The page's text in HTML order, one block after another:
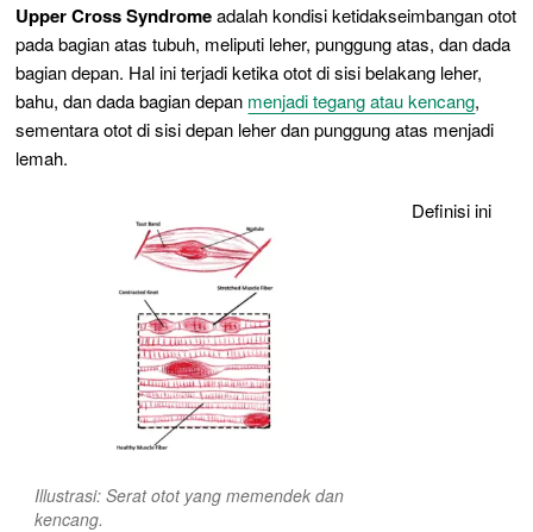
Upper Cross Syndromeadalah kondisi ketidakseimbangan otot
pada bagian atas tubuh, meliputi leher, punggung atas, dan dada
bagian depan. Hal ini terjadi ketika otot di sisi belakang leher,
bahu, dan dada bagian depan menjadi tegang atau kencang,
sementara otot di sisi depan leher dan punggung atas menjadi
lemah.
Illustrasi: Serat otot yang memendek dan
kencang.
Definisi ini